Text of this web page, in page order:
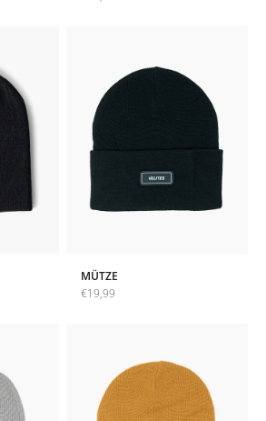
MÜTZE
Angebot
€19,99